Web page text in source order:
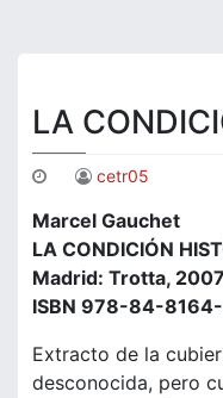
LA
cetr05
Marcel Gauchet
LA CONDICIÓN
Madrid: Trotta,
ISBN 978-84-
Extracto de la
desconocida, pero